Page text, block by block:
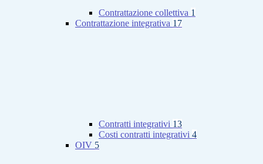
Contrattazione collettiva 1
Contrattazione integrativa 17
Contratti integrativi 13
Costi contratti integrativi 4
OIV 5